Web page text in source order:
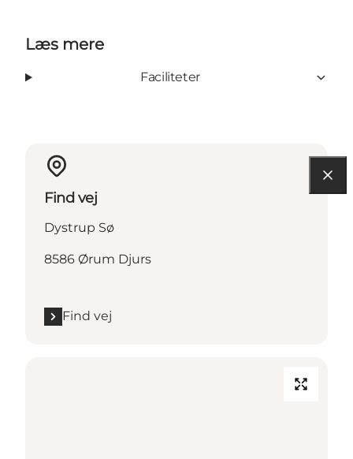
Læs mere
Faciliteter
Find vej
Dystrup Sø
8586 Ørum Djurs
Find vej